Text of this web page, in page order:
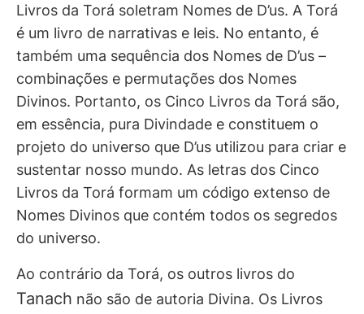
Livros da Torá soletram Nomes de D’us. A Torá
é um livro de narrativas e leis. No entanto, é
também uma sequência dos Nomes de D’us –
combinações e permutações dos Nomes
Divinos. Portanto, os Cinco Livros da Torá são,
em essência, pura Divindade e constituem o
projeto do universo que D’us utilizou para criar e
sustentar nosso mundo. As letras dos Cinco
Livros da Torá formam um código extenso de
Nomes Divinos que contém todos os segredos
do universo.
Ao contrário da Torá, os outros livros do
Tanach não são de autoria Divina. Os Livros